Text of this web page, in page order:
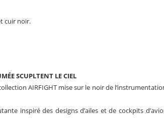
cuir noir.
SCUPLTENT LE CIEL
AIRFIGHT mise sur le noir de
inspiré des designs d’ailes et de cockpits